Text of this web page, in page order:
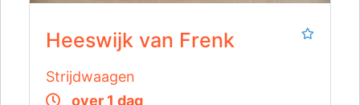
Heeswijk van Frenk
Strijdwaagen
over 1 dag